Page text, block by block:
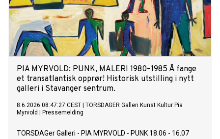
hjemmefra Vi var gutta da vi reiste vækk Vi kom hjæm igjen
som voksne menn Når verden rope stjerna men her er det
stopp That’s how you know you fucked up Etter stor
etterspørsel fra fansen slippes låten nå endelig på alle
strømmetjenester - og den lover stor hitfaktor! I morgen,
lørdag 13. juni opptrer Marcus & Martinus på VG-lista i Oslo.
Mer om Marcus & Martinus: M
PIA MYRVOLD: PUNK, MALERI 1980–1985 Å fange
et transatlantisk opprør! Historisk utstilling i nytt
galleri i Stavanger sentrum.
8.6.2026 08:47:27 CEST
TORSDAGER Galleri Kunst Kultur Pia
Myrvold
Pressemelding
TORSDAGer Galleri - PIA MYRVOLD - PUNK 18.06 - 16.07